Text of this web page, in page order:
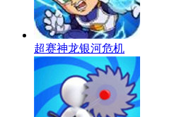
超赛神龙银河危机